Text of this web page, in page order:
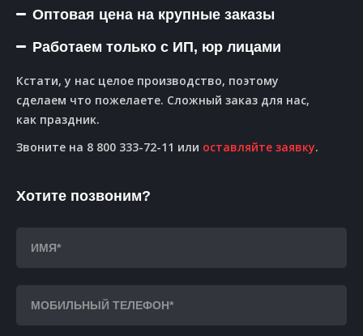
Оптовая цена на крупные заказы
Работаем только с ИП, юр лицами
Кстати, у нас целое производство, поэтому
сделаем что пожелаете. Сложный заказ для нас,
как праздник.
Звоните на 8 800 333-72-11 или оставляйте заявку.
Хотите позвоним?